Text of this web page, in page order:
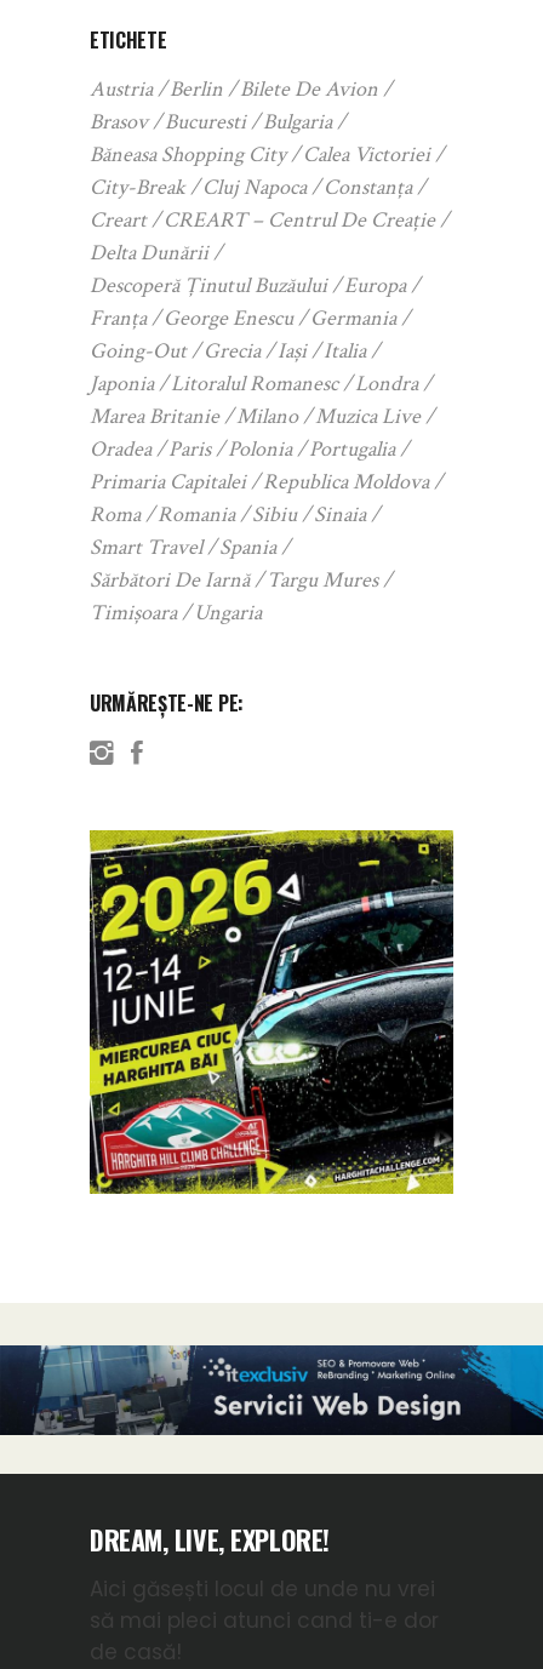
ETICHETE
Austria Berlin
Bilete De Avion
Brasov
Bucuresti
Bulgaria
Băneasa Shopping City
Calea Victoriei
City-Break
Cluj Napoca
Constanța
Creart
CREART – Centrul De Creație
Delta Dunării
Descoperă Ținutul Buzăului
Europa
Franța
George Enescu
Germania
Going-Out
Grecia Iași
Italia
Japonia
Litoralul Romanesc
Londra
Marea Britanie
Milano
Muzica Live
Oradea
Paris Polonia
Portugalia
Primaria Capitalei
Republica Moldova
Roma
Romania Sibiu
Sinaia
Smart Travel
Spania
Sărbători De Iarnă
Targu Mures
Timișoara
Ungaria
URMĂREȘTE-NE PE:
DREAM, LIVE, EXPLORE!
Aici găsești locul de unde nu vrei
să mai pleci atunci cand ti-e dor
de casă!